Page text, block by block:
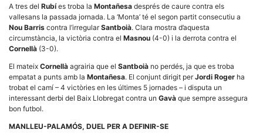
A tres del Rubíes troba la Montañesa després de caure contra els
vallesans la passada jornada. La ‘Monta’ té el segon partit consecutiu a
Nou Barris contra l’irregularSantboià. Clara mostra d’aquesta
circumstància, la victòria contra el Masnou (4-0) i la derrota contra el
Cornellà (3-0).
El mateix Cornellà agrairia que el Santboià no perdés, ja que es troba
empatat a punts amb la Montañesa. El conjunt dirigit perJordi Roger ha
trobat el camí – 4 victòries en les últimes 5 jornades – i disputa un
interessant derbi del Baix Llobregat contra un Gavà que sempre assegura
bon futbol.
MANLLEU-PALAMÓS, DUEL PER A DEFINIR-SE
per a millorar
la funcionalitat
i la seva
estructura.
Experiència
d'usuari
Alguns
components
tècnics del
emmagatzemen
dades en el seu